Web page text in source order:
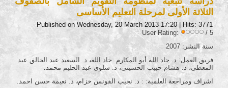
الثلاثة الأولى لمرحلة التعليم الأساسى
Published on Wednesday, 20 March 2013 17:20| Hits: 3771
User Rating:
/ 5
سنة النشر: 2007
فريق العمل: د. جاد الله أبو المكارم جاد الله، د. السعيد عبد الخالق عبد
المعطى، د. هشام حبيب الحسينى، د. سلوى عبد الحليم محمد .
اشراف ومراجعة العلمية: : د. نجيب الفونس خزام، د. نعيمة حسن احمد.